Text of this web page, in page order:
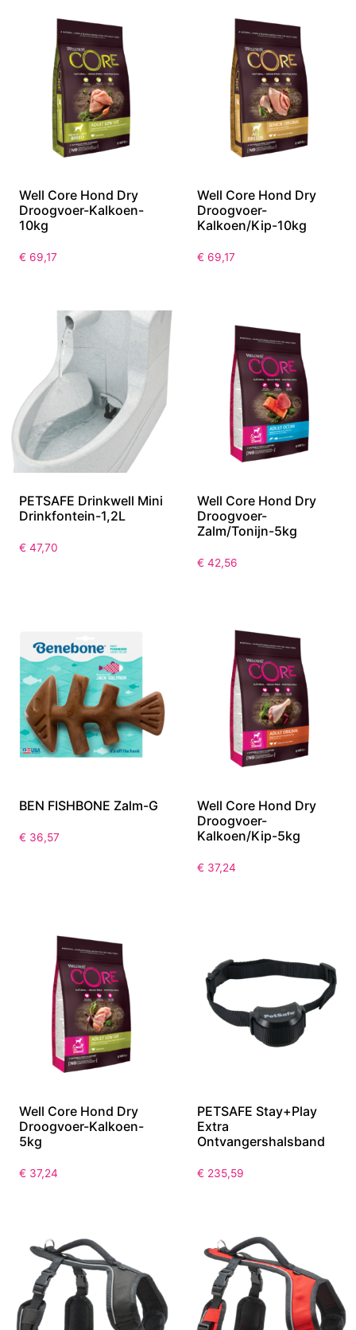
Well Core Hond Dry
Droogvoer-Kalkoen-
10kg
€ 69,17
Well Core Hond Dry
Droogvoer-
Kalkoen/Kip-10kg
€ 69,17
PETSAFE Drinkwell Mini
Drinkfontein-1,2L
€ 47,70
Well Core Hond Dry
Droogvoer-
Zalm/Tonijn-5kg
€ 42,56
BEN FISHBONE Zalm-G
€ 36,57
Well Core Hond Dry
Droogvoer-
Kalkoen/Kip-5kg
€ 37,24
Well Core Hond Dry
Droogvoer-Kalkoen-
5kg
€ 37,24
PETSAFE Stay+Play
Extra
Ontvangershalsband
€ 235,59